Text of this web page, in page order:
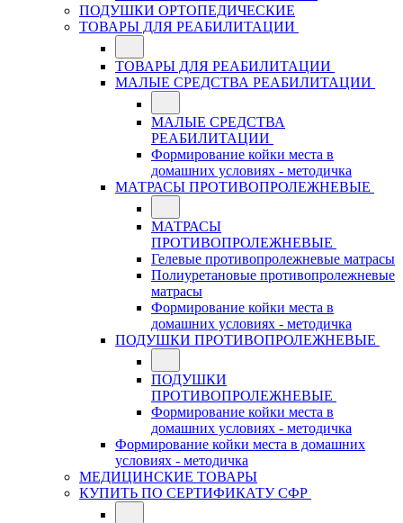
ПОДУШКИ ОРТОПЕДИЧЕСКИЕ
ТОВАРЫ ДЛЯ РЕАБИЛИТАЦИИ
ТОВАРЫ ДЛЯ РЕАБИЛИТАЦИИ
МАЛЫЕ СРЕДСТВА РЕАБИЛИТАЦИИ
МАЛЫЕ СРЕДСТВА
РЕАБИЛИТАЦИИ
Формирование койки места в
домашних условиях - методичка
МАТРАСЫ ПРОТИВОПРОЛЕЖНЕВЫЕ
МАТРАСЫ
ПРОТИВОПРОЛЕЖНЕВЫЕ
Гелевые противопролежневые матрасы
Полиуретановые противопролежневые
матрасы
Формирование койки места в
домашних условиях - методичка
ПОДУШКИ ПРОТИВОПРОЛЕЖНЕВЫЕ
ПОДУШКИ
ПРОТИВОПРОЛЕЖНЕВЫЕ
Формирование койки места в
домашних условиях - методичка
Формирование койки места в домашних
условиях - методичка
МЕДИЦИНСКИЕ ТОВАРЫ
КУПИТЬ ПО СЕРТИФИКАТУ СФР